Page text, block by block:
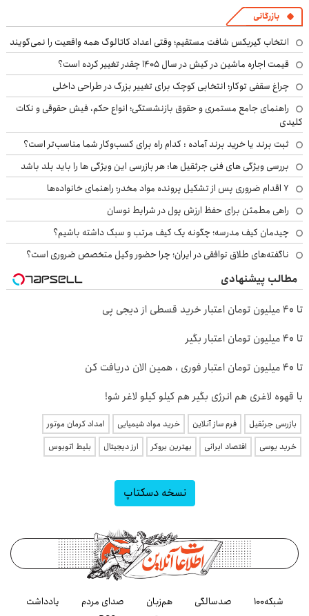
بازرگانی
انتخاب گیربکس شافت مستقیم؛ وقتی اعداد کاتالوگ همه واقعیت را نمی‌گویند
قیمت اجاره ماشین در کیش در سال ۱۴۰۵ چقدر تغییر کرده است؟
چراغ سقفی توکار؛ انتخابی کوچک برای تغییر بزرگ در طراحی داخلی
راهنمای جامع مستمری و حقوق بازنشستگی؛ انواع حکم، فیش حقوقی و نکات
کلیدی
ثبت برند یا خرید برند آماده : کدام راه برای کسب‌وکار شما مناسب‌تر است؟
بررسی ویژگی های فنی جرثقیل ها: هر بازرسی این ویژگی ها را باید بلد باشد
۷ اقدام ضروری پس از تشکیل پرونده مواد مخدر؛ راهنمای خانواده‌ها
راهی مطمئن برای حفظ ارزش پول در شرایط نوسان
چیدمان کیف مدرسه؛ چگونه یک کیف مرتب و سبک داشته باشیم؟
ناگفته‌های طلاق توافقی در ایران؛ چرا حضور وکیل متخصص ضروری است؟
مطالب پیشنهادی
تا ۴۰ میلیون تومان اعتبار خرید قسطی از دیجی پی
تا ۴۰ میلیون تومان اعتبار بگیر
تا 40 میلیون تومان اعتبار فوری ، همین الان دریافت کن
با قهوه لاغری هم انرژی بگیر هم کیلو کیلو لاغر شو!
بازرسی جرثقیل فرم ساز آنلاین خرید مواد شیمیایی
امداد کرمان موتور
خرید یوسی
اقتصاد ایرانی بهترین بروکر ارز دیجیتال بلیط اتوبوس
نسخه دسکتاپ
شبکه۱۰۰ صدسالگی هم‌زبان صدای مردم
یادداشت